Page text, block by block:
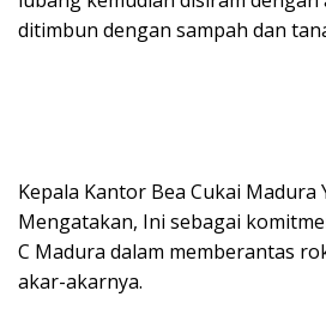
ditimbun dengan sampah dan
Kepala Kantor Bea Cukai Madura
Mengatakan, Ini sebagai
C Madura dalam memberantas
akar-akarnya.